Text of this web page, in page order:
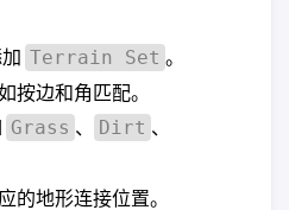
Terrain Set 。
按边和角匹配。
Grass 、 Dirt 、
的地形连接位置。